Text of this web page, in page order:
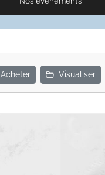
Acheter Visualiser